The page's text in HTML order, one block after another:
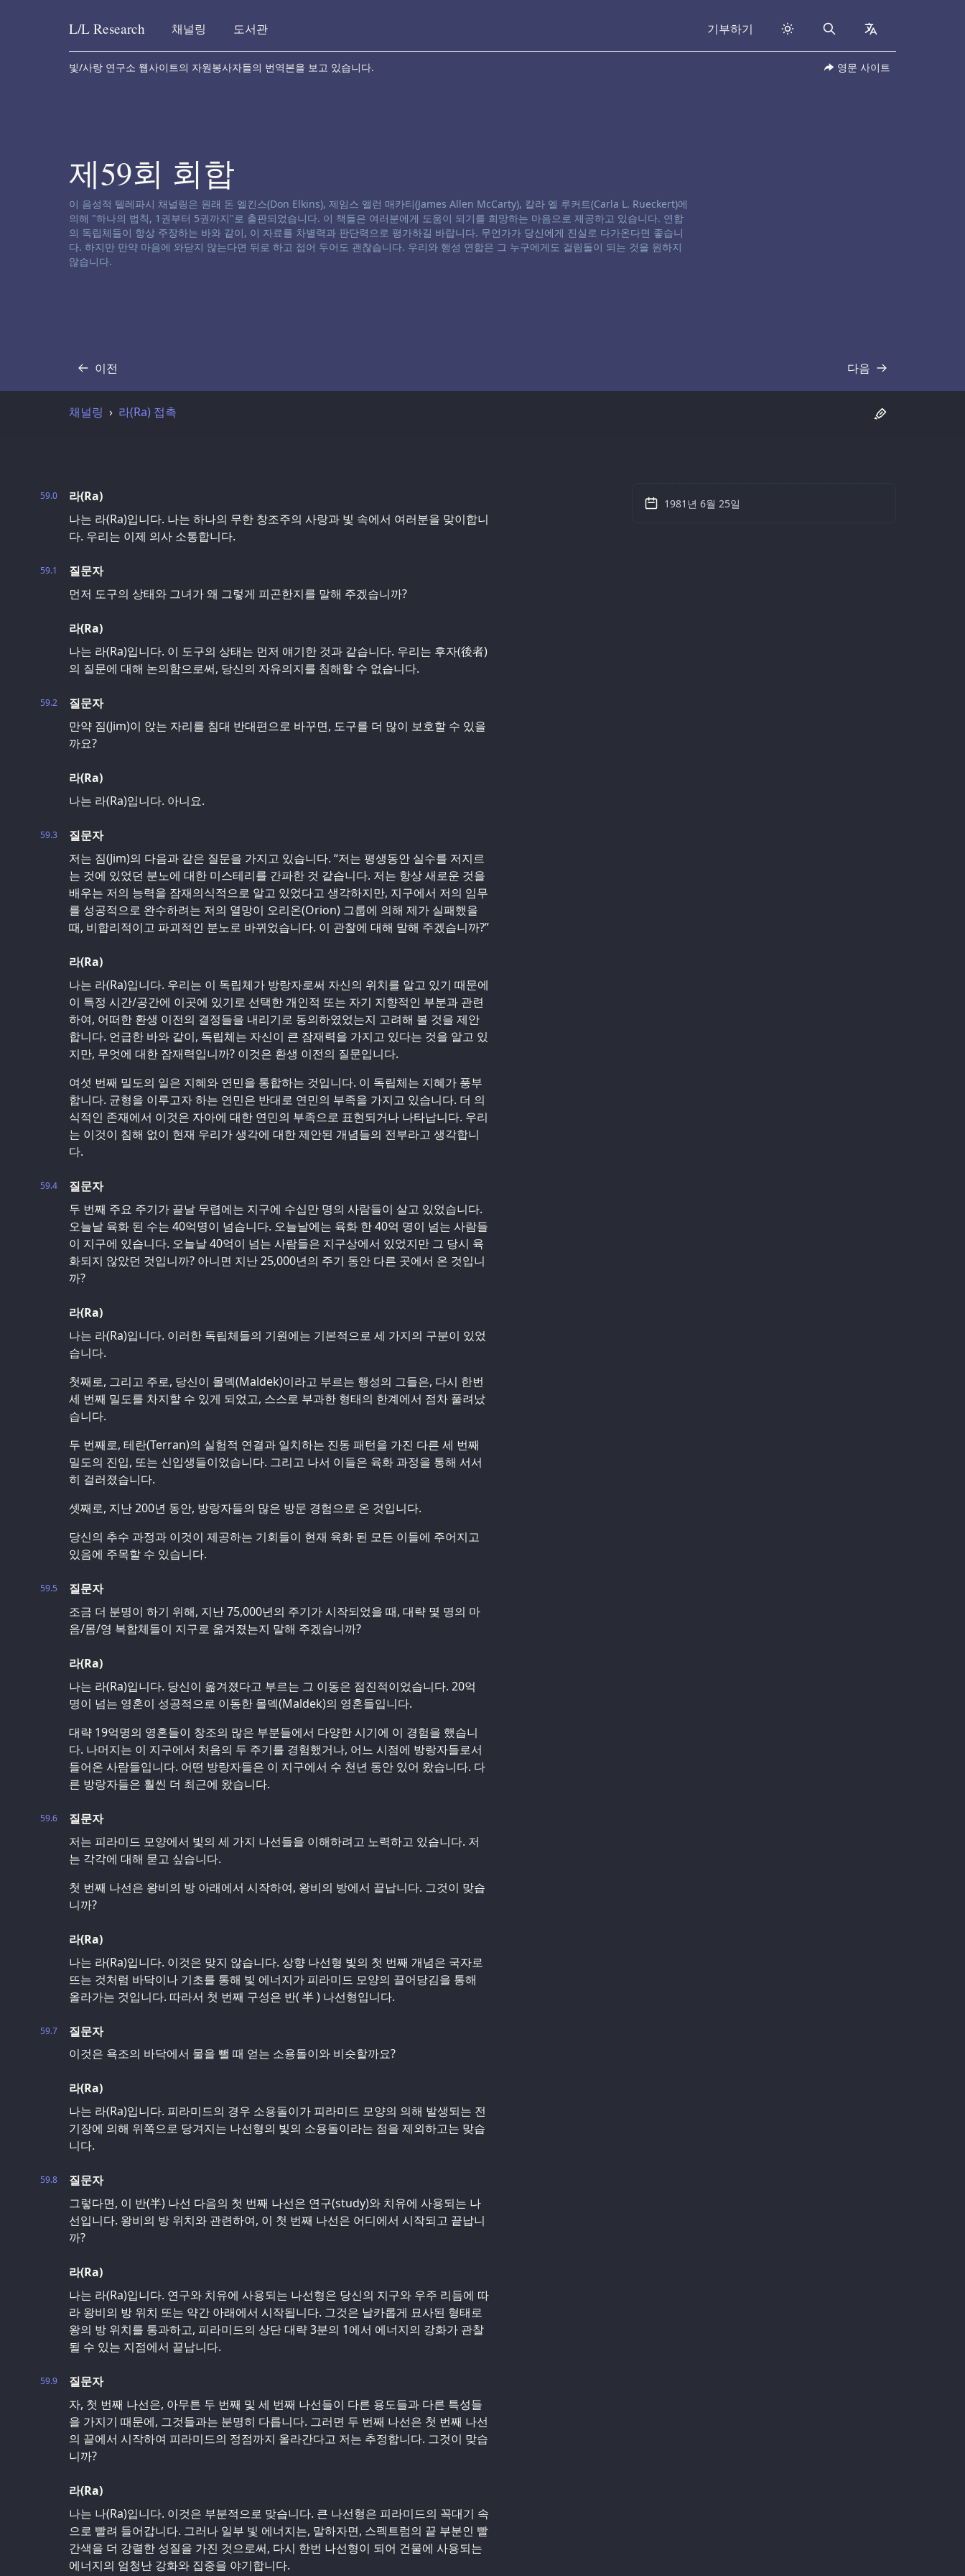
Skip to content
L/L Research 채널링 도서관 기부하기 Search collapsed
빛/사랑 연구소 웹사이트의 자원봉사자들의 번역본을 보고 있습니다. 영문 사이트
제59회 회합
채널링 면책 성명서:
이 음성적 텔레파시 채널링은 원래 돈 엘킨스(Don Elkins), 제임스 앨런 매카티(James Allen McCarty), 칼라 엘 루커트(Carla L. Rueckert)에
의해 "하나의 법칙, 1권부터 5권까지"로 출판되었습니다. 이 책들은 여러분에게 도움이 되기를 희망하는 마음으로 제공하고 있습니다. 연합
의 독립체들이 항상 주장하는 바와 같이, 이 자료를 차별력과 판단력으로 평가하길 바랍니다. 무언가가 당신에게 진실로 다가온다면 좋습니
다. 하지만 만약 마음에 와닫지 않는다면 뒤로 하고 접어 두어도 괜찮습니다. 우리와 행성 연합은 그 누구에게도 걸림돌이 되는 것을 원하지
않습니다.
이전
기록 다음
기록
채널링 라(Ra) 접촉
59.0
라(Ra)
나는 라(Ra)입니다. 나는 하나의 무한 창조주의 사랑과 빛 속에서 여러분을 맞이합니
다. 우리는 이제 의사 소통합니다.
59.1
질문자
먼저 도구의 상태와 그녀가 왜 그렇게 피곤한지를 말해 주겠습니까?
라(Ra)
나는 라(Ra)입니다. 이 도구의 상태는 먼저 얘기한 것과 같습니다. 우리는 후자(後者)
의 질문에 대해 논의함으로써, 당신의 자유의지를 침해할 수 없습니다.
59.2
질문자
만약 짐(Jim)이 앉는 자리를 침대 반대편으로 바꾸면, 도구를 더 많이 보호할 수 있을
까요?
라(Ra)
나는 라(Ra)입니다. 아니요.
59.3
질문자
저는 짐(Jim)의 다음과 같은 질문을 가지고 있습니다. “저는 평생동안 실수를 저지르
는 것에 있었던 분노에 대한 미스테리를 간파한 것 같습니다. 저는 항상 새로운 것을
배우는 저의 능력을 잠재의식적으로 알고 있었다고 생각하지만, 지구에서 저의 임무
를 성공적으로 완수하려는 저의 열망이 오리온(Orion) 그룹에 의해 제가 실패했을
때, 비합리적이고 파괴적인 분노로 바뀌었습니다. 이 관찰에 대해 말해 주겠습니까?”
라(Ra)
나는 라(Ra)입니다. 우리는 이 독립체가 방랑자로써 자신의 위치를 알고 있기 때문에
이 특정 시간/공간에 이곳에 있기로 선택한 개인적 또는 자기 지향적인 부분과 관련
하여, 어떠한 환생 이전의 결정들을 내리기로 동의하였었는지 고려해 볼 것을 제안
합니다. 언급한 바와 같이, 독립체는 자신이 큰 잠재력을 가지고 있다는 것을 알고 있
지만, 무엇에 대한 잠재력입니까? 이것은 환생 이전의 질문입니다.
여섯 번째 밀도의 일은 지혜와 연민을 통합하는 것입니다. 이 독립체는 지혜가 풍부
합니다. 균형을 이루고자 하는 연민은 반대로 연민의 부족을 가지고 있습니다. 더 의
식적인 존재에서 이것은 자아에 대한 연민의 부족으로 표현되거나 나타납니다. 우리
는 이것이 침해 없이 현재 우리가 생각에 대한 제안된 개념들의 전부라고 생각합니
다.
59.4
질문자
두 번째 주요 주기가 끝날 무렵에는 지구에 수십만 명의 사람들이 살고 있었습니다.
오늘날 육화 된 수는 40억명이 넘습니다. 오늘날에는 육화 한 40억 명이 넘는 사람들
이 지구에 있습니다. 오늘날 40억이 넘는 사람들은 지구상에서 있었지만 그 당시 육
화되지 않았던 것입니까? 아니면 지난 25,000년의 주기 동안 다른 곳에서 온 것입니
까?
라(Ra)
나는 라(Ra)입니다. 이러한 독립체들의 기원에는 기본적으로 세 가지의 구분이 있었
습니다.
첫째로, 그리고 주로, 당신이 몰덱(Maldek)이라고 부르는 행성의 그들은, 다시 한번
세 번째 밀도를 차지할 수 있게 되었고, 스스로 부과한 형태의 한계에서 점차 풀려났
습니다.
두 번째로, 테란(Terran)의 실험적 연결과 일치하는 진동 패턴을 가진 다른 세 번째
밀도의 진입, 또는 신입생들이었습니다. 그리고 나서 이들은 육화 과정을 통해 서서
히 걸러졌습니다.
셋째로, 지난 200년 동안, 방랑자들의 많은 방문 경험으로 온 것입니다.
당신의 추수 과정과 이것이 제공하는 기회들이 현재 육화 된 모든 이들에 주어지고
있음에 주목할 수 있습니다.
59.5
질문자
조금 더 분명이 하기 위해, 지난 75,000년의 주기가 시작되었을 때, 대략 몇 명의 마
음/몸/영 복합체들이 지구로 옮겨졌는지 말해 주겠습니까?
라(Ra)
나는 라(Ra)입니다. 당신이 옮겨졌다고 부르는 그 이동은 점진적이었습니다. 20억
명이 넘는 영혼이 성공적으로 이동한 몰덱(Maldek)의 영혼들입니다.
대략 19억명의 영혼들이 창조의 많은 부분들에서 다양한 시기에 이 경험을 했습니
다. 나머지는 이 지구에서 처음의 두 주기를 경험했거나, 어느 시점에 방랑자들로서
들어온 사람들입니다. 어떤 방랑자들은 이 지구에서 수 천년 동안 있어 왔습니다. 다
른 방랑자들은 훨씬 더 최근에 왔습니다.
59.6
질문자
저는 피라미드 모양에서 빛의 세 가지 나선들을 이해하려고 노력하고 있습니다. 저
는 각각에 대해 묻고 싶습니다.
첫 번째 나선은 왕비의 방 아래에서 시작하여, 왕비의 방에서 끝납니다. 그것이 맞습
니까?
라(Ra)
나는 라(Ra)입니다. 이것은 맞지 않습니다. 상향 나선형 빛의 첫 번째 개념은 국자로
뜨는 것처럼 바닥이나 기초를 통해 빛 에너지가 피라미드 모양의 끌어당김을 통해
올라가는 것입니다. 따라서 첫 번째 구성은 반( 半 ) 나선형입니다.
59.7
질문자
이것은 욕조의 바닥에서 물을 뺄 때 얻는 소용돌이와 비슷할까요?
라(Ra)
나는 라(Ra)입니다. 피라미드의 경우 소용돌이가 피라미드 모양의 의해 발생되는 전
기장에 의해 위쪽으로 당겨지는 나선형의 빛의 소용돌이라는 점을 제외하고는 맞습
니다.
59.8
질문자
그렇다면, 이 반(半) 나선 다음의 첫 번째 나선은 연구(study)와 치유에 사용되는 나
선입니다. 왕비의 방 위치와 관련하여, 이 첫 번째 나선은 어디에서 시작되고 끝납니
까?
라(Ra)
나는 라(Ra)입니다. 연구와 치유에 사용되는 나선형은 당신의 지구와 우주 리듬에 따
라 왕비의 방 위치 또는 약간 아래에서 시작됩니다. 그것은 날카롭게 묘사된 형태로
왕의 방 위치를 통과하고, 피라미드의 상단 대략 3분의 1에서 에너지의 강화가 관찰
될 수 있는 지점에서 끝납니다.
59.9
질문자
자, 첫 번째 나선은, 아무튼 두 번째 및 세 번째 나선들이 다른 용도들과 다른 특성들
을 가지기 때문에, 그것들과는 분명히 다릅니다. 그러면 두 번째 나선은 첫 번째 나선
의 끝에서 시작하여 피라미드의 정점까지 올라간다고 저는 추정합니다. 그것이 맞습
니까?
라(Ra)
나는 나(Ra)입니다. 이것은 부분적으로 맞습니다. 큰 나선형은 피라미드의 꼭대기 속
으로 빨려 들어갑니다. 그러나 일부 빛 에너지는, 말하자면, 스펙트럼의 끝 부분인 빨
간색을 더 강렬한 성질을 가진 것으로써, 다시 한번 나선형이 되어 건물에 사용되는
에너지의 엄청난 강화와 집중을 야기합니다.
1981년 6월 25일